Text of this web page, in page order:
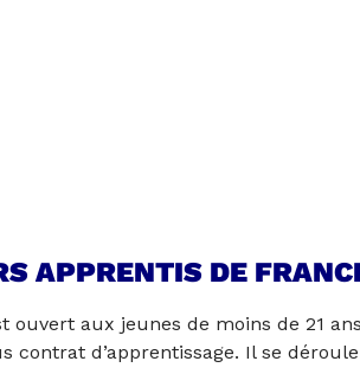
APPRENTIS DE
ouvert aux jeunes de moins de 21
d’apprentissage. Il se